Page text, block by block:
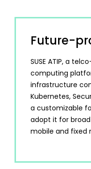
Future-
SUSE ATIP, a
computing
infrastructure
Kubernetes,
a customizable
adopt it for
mobile and fixed